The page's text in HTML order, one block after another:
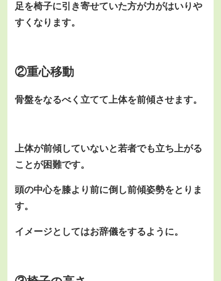
足を椅子に引き寄せていた方が力がはいりや
すくなります。
②重心移動
骨盤をなるべく立てて上体を前傾させます。
上体が前傾していないと若者でも立ち上がる
ことが困難です。
頭の中心を膝より前に倒し前傾姿勢をとりま
す。
イメージとしてはお辞儀をするように。